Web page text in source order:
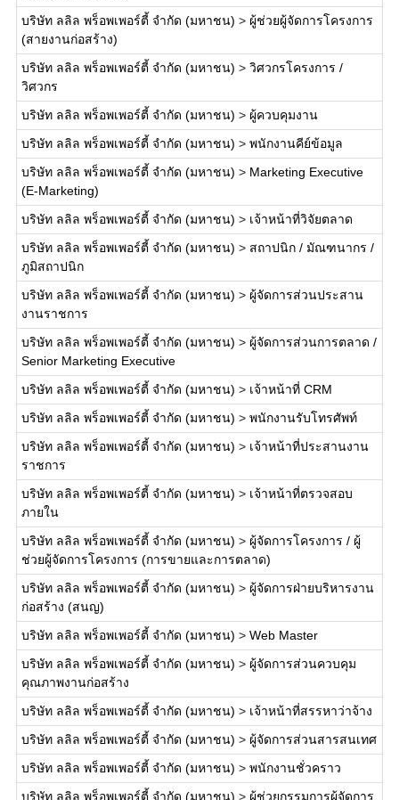
บริษัท ลลิล พร็อพเพอร์ตี้ จำกัด (มหาชน) > ผู้ช่วยผู้จัดการโครงการ
(สายงานก่อสร้าง)
บริษัท ลลิล พร็อพเพอร์ตี้ จำกัด (มหาชน) > วิศวกรโครงการ /
วิศวกร
บริษัท ลลิล พร็อพเพอร์ตี้ จำกัด (มหาชน) > ผู้ควบคุมงาน
บริษัท ลลิล พร็อพเพอร์ตี้ จำกัด (มหาชน) > พนักงานคีย์ข้อมูล
บริษัท ลลิล พร็อพเพอร์ตี้ จำกัด (มหาชน) > Marketing Executive
(E-Marketing)
บริษัท ลลิล พร็อพเพอร์ตี้ จำกัด (มหาชน) > เจ้าหน้าที่วิจัยตลาด
บริษัท ลลิล พร็อพเพอร์ตี้ จำกัด (มหาชน) > สถาปนิก / มัณฑนากร /
ภูมิสถาปนิก
บริษัท ลลิล พร็อพเพอร์ตี้ จำกัด (มหาชน) > ผู้จัดการส่วนประสาน
งานราชการ
บริษัท ลลิล พร็อพเพอร์ตี้ จำกัด (มหาชน) > ผู้จัดการส่วนการตลาด /
Senior Marketing Executive
บริษัท ลลิล พร็อพเพอร์ตี้ จำกัด (มหาชน) > เจ้าหน้าที่ CRM
บริษัท ลลิล พร็อพเพอร์ตี้ จำกัด (มหาชน) > พนักงานรับโทรศัพท์
บริษัท ลลิล พร็อพเพอร์ตี้ จำกัด (มหาชน) > เจ้าหน้าที่ประสานงาน
ราชการ
บริษัท ลลิล พร็อพเพอร์ตี้ จำกัด (มหาชน) > เจ้าหน้าที่ตรวจสอบ
ภายใน
บริษัท ลลิล พร็อพเพอร์ตี้ จำกัด (มหาชน) > ผู้จัดการโครงการ / ผู้
ช่วยผู้จัดการโครงการ (การขายและการตลาด)
บริษัท ลลิล พร็อพเพอร์ตี้ จำกัด (มหาชน) > ผู้จัดการฝ่ายบริหารงาน
ก่อสร้าง (สนญ)
บริษัท ลลิล พร็อพเพอร์ตี้ จำกัด (มหาชน) > Web Master
บริษัท ลลิล พร็อพเพอร์ตี้ จำกัด (มหาชน) > ผู้จัดการส่วนควบคุม
คุณภาพงานก่อสร้าง
บริษัท ลลิล พร็อพเพอร์ตี้ จำกัด (มหาชน) > เจ้าหน้าที่สรรหาว่าจ้าง
บริษัท ลลิล พร็อพเพอร์ตี้ จำกัด (มหาชน) > ผู้จัดการส่วนสารสนเทศ
บริษัท ลลิล พร็อพเพอร์ตี้ จำกัด (มหาชน) > พนักงานชั่วคราว
บริษัท ลลิล พร็อพเพอร์ตี้ จำกัด (มหาชน) > ผู้ช่วยกรรมการผู้จัดการ